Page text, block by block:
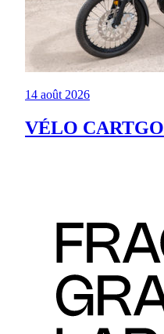
14 août 2026
VÉLO CARTGO